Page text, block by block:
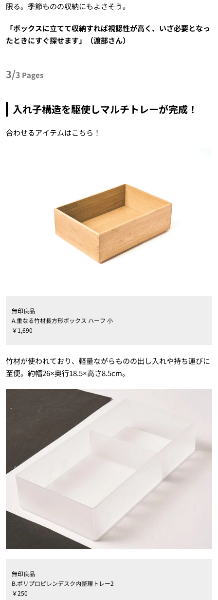
限る。季節ものの収納にもよさそう。
「ボックスに立てて収納すれば視認性が高く、いざ必要となっ
たときにすぐ探せます」（渡部さん）
3/3 Pages
入れ子構造を駆使しマルチトレーが完成！
合わせるアイテムはこちら！
無印良品
A.重なる竹材長方形ボックス ハーフ 小
￥1,690
竹材が使われており、軽量ながらものの出し入れや持ち運びに
至便。約幅26×奥行18.5×高さ8.5cm。
無印良品
B.ポリプロピレンデスク内整理トレー2
￥250